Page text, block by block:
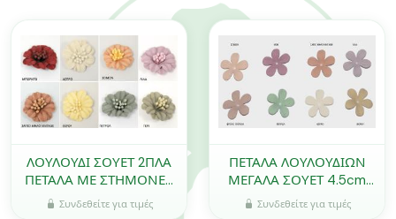
ΛΟΥΛΟΥΔΙ ΣΟΥΕΤ 2ΠΛΑ
ΠΕΤΑΛΑ ΜΕ ΣΤΗΜΟΝΕΣ
ΜΙΚΡΟ 2.5cm 0516145
Συνδεθείτε για τιμές
ΠΕΤΑΛΑ ΛΟΥΛΟΥΔΙΩΝ
ΜΕΓΑΛΑ ΣΟΥΕΤ 4.5cm
0516029
Συνδεθείτε για τιμές